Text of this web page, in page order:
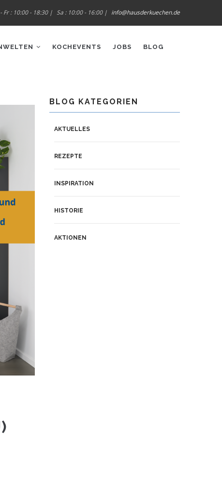
Fr : 10:00 - 18:30 | Sa : 10:00 - 16:00 | info@hausderkuechen.de
KOCHEVENTS JOBS BLOG
BLOG KATEGORIEN
AKTUELLES
REZEPTE
INSPIRATION
HISTORIE
AKTIONEN